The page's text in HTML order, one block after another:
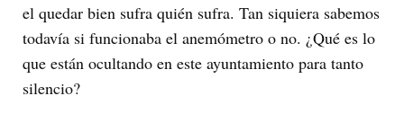
el quedar bien sufra quién sufra. Tan siquiera sabemos
todavía si funcionaba el anemómetro o no. ¿Qué es lo
que están ocultando en este ayuntamiento para tanto
silencio?